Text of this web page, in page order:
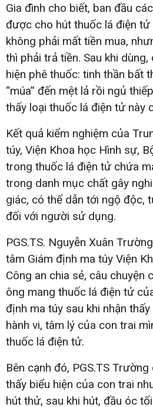
Gia đình cho biết, ban đầu
được cho hút thuốc lá điện
không phải mất tiền mua,
thì phải trả tiền. Sau khi
hiện phê thuốc: tinh thần bất
“múa” đến mệt lả rồi ngủ
thấy loại thuốc lá điện tử này
Kết quả kiểm nghiệm của
túy, Viện Khoa học Hình sự,
trong thuốc lá điện tử chứa
trong danh mục chất gây
giác, có thể dẫn tới ngộ độc,
đối với người sử dụng.
PGS.TS. Nguyễn Xuân
tâm Giám định ma túy Viện
Công an chia sẻ, câu chuyện
ông mang thuốc lá điện tử
định ma túy sau khi nhận
hành vi, tâm lý của con trai
thuốc lá điện tử.
Bên cạnh đó, PGS.TS
thấy biểu hiện của con trai
hút thử, sau khi hút, đầu óc